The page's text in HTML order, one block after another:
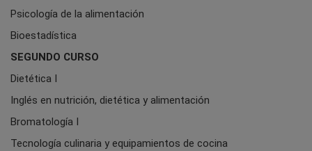
Psicología de la alimentación
Bioestadística
SEGUNDO CURSO
Dietética I
Inglés en nutrición, dietética y alimentación
Bromatología I
Tecnología culinaria y equipamientos de cocina